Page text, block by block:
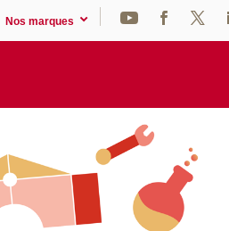
Nos marques